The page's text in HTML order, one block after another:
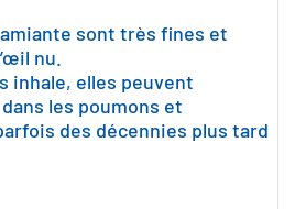
sont très fines et
nu.
inhale, elles peuvent
dans les poumons et
des décennies plus tard